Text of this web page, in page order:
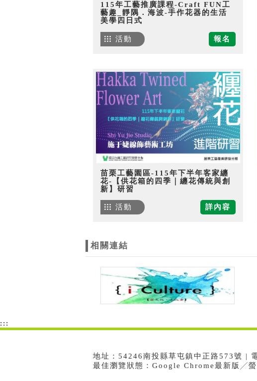
115年工藝推廣課程-Craft FUN工
藝趣_靜隅．海波-手作花器的生活
美學四日式
報名
活動
苗栗工藝園區-115年下半年客家纏
花-【供花箱的四季｜纏花傳統與創
新】研習
詳內容
活動
相關連結
:::
地址：54246南投縣草屯鎮中正路573號 |
最佳瀏覽狀態：Google Chrome最新版╱